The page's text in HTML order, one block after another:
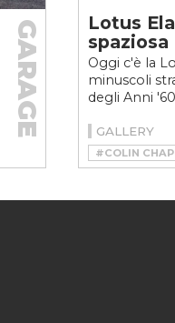
GARAGE
Lotus
spaziosa
Oggi c'è la
minuscoli
degli Anni
GALLERY
#COLIN
#LOTUS